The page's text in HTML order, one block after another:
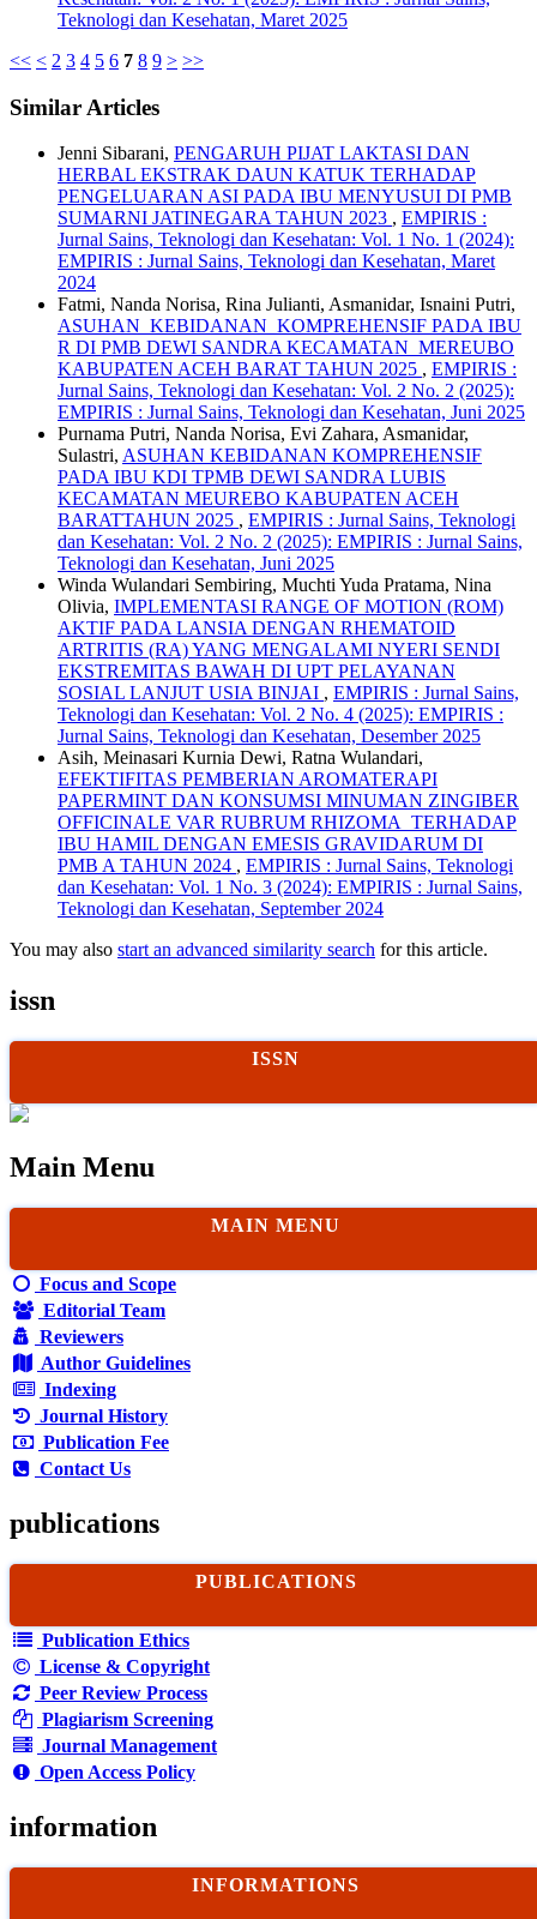
Teknologi dan Kesehatan, Maret 2025
<< < 2 3 4 5 6 7 8 9 > >>
Similar Articles
Jenni Sibarani, PENGARUH PIJAT LAKTASI DAN
HERBAL EKSTRAK DAUN KATUK TERHADAP
PENGELUARAN ASI PADA IBU MENYUSUI DI PMB
SUMARNI JATINEGARA TAHUN 2023 , EMPIRIS :
Jurnal Sains, Teknologi dan Kesehatan: Vol. 1 No. 1 (2024):
EMPIRIS : Jurnal Sains, Teknologi dan Kesehatan, Maret
2024
Fatmi, Nanda Norisa, Rina Julianti, Asmanidar, Isnaini Putri,
ASUHAN KEBIDANAN KOMPREHENSIF PADA IBU
R DI PMB DEWI SANDRA KECAMATAN MEREUBO
KABUPATEN ACEH BARAT TAHUN 2025 , EMPIRIS :
Jurnal Sains, Teknologi dan Kesehatan: Vol. 2 No. 2 (2025):
EMPIRIS : Jurnal Sains, Teknologi dan Kesehatan, Juni 2025
Purnama Putri, Nanda Norisa, Evi Zahara, Asmanidar,
Sulastri, ASUHAN KEBIDANAN KOMPREHENSIF
PADA IBU KDI TPMB DEWI SANDRA LUBIS
KECAMATAN MEUREBO KABUPATEN ACEH
BARATTAHUN 2025 , EMPIRIS : Jurnal Sains, Teknologi
dan Kesehatan: Vol. 2 No. 2 (2025): EMPIRIS : Jurnal Sains,
Teknologi dan Kesehatan, Juni 2025
Winda Wulandari Sembiring, Muchti Yuda Pratama, Nina
Olivia, IMPLEMENTASI RANGE OF MOTION (ROM)
AKTIF PADA LANSIA DENGAN RHEMATOID
ARTRITIS (RA) YANG MENGALAMI NYERI SENDI
EKSTREMITAS BAWAH DI UPT PELAYANAN
SOSIAL LANJUT USIA BINJAI , EMPIRIS : Jurnal Sains,
Teknologi dan Kesehatan: Vol. 2 No. 4 (2025): EMPIRIS :
Jurnal Sains, Teknologi dan Kesehatan, Desember 2025
Asih, Meinasari Kurnia Dewi, Ratna Wulandari,
EFEKTIFITAS PEMBERIAN AROMATERAPI
PAPERMINT DAN KONSUMSI MINUMAN ZINGIBER
OFFICINALE VAR RUBRUM RHIZOMA TERHADAP
IBU HAMIL DENGAN EMESIS GRAVIDARUM DI
PMB A TAHUN 2024 , EMPIRIS : Jurnal Sains, Teknologi
dan Kesehatan: Vol. 1 No. 3 (2024): EMPIRIS : Jurnal Sains,
Teknologi dan Kesehatan, September 2024
You may also start an advanced similarity search for this article.
issn
ISSN
Main Menu
MAIN MENU
Focus and Scope
Editorial Team
Reviewers
Author Guidelines
Indexing
Journal History
Publication Fee
Contact Us
publications
PUBLICATIONS
Publication Ethics
License & Copyright
Peer Review Process
Plagiarism Screening
Journal Management
Open Access Policy
information
INFORMATIONS